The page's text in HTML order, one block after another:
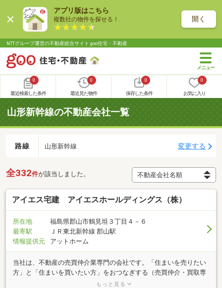
アプリ版はこちら
複数社の物件を探せる！ 開く
NTTグループ運営の不動産総合サイト goo住宅・不動産
0
最近検索した条件
0
最近見た物件
0
保存した条件
0
お気に入り
山形新幹線の不動産会社一覧
路線 山形新幹線 変更する
全332件が該当しました。
アイエス宅建 アイエスホールディングス（株）
所在地
福島県郡山市鶴見坦３丁目４－６
最寄駅
ＪＲ東北新幹線 郡山駅
情報提供元
アットホーム
当社は、不動産の売買仲介業専門の会社です。「住まいを売りたい
方」と「住まいを買いたい方」をおつなぎする（売買仲介・買取専
門）（地域専門）の不動産会社です。当社のホームページもご覧下
もっと見る